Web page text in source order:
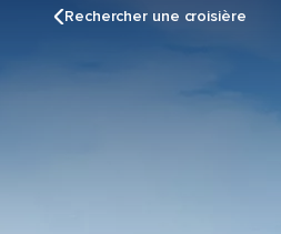
Rechercher une croisière